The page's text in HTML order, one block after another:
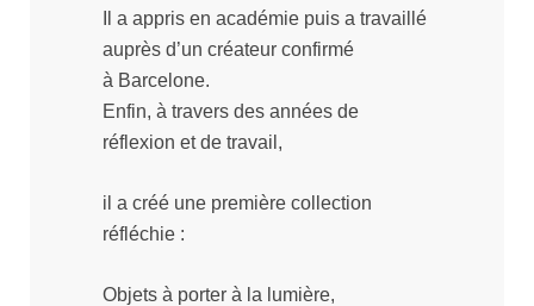
Il a appris en académie puis a travaillé
auprès d’un créateur confirmé
à Barcelone.
Enfin, à travers des années de
réflexion et de travail,
il a créé une première collection
réfléchie :
Objets à porter à la lumière,